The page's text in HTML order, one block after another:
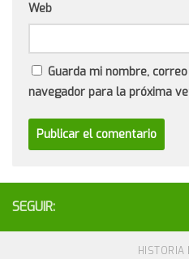
Web
Guarda mi nombre,
navegador para la próxima
SEGUIR:
HISTORIA